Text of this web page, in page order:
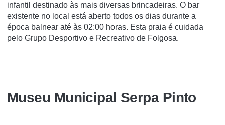
infantil destinado às mais diversas brincadeiras. O bar
existente no local está aberto todos os dias durante a
época balnear até às 02:00 horas. Esta praia é cuidada
pelo Grupo Desportivo e Recreativo de Folgosa.
Museu Municipal Serpa Pinto